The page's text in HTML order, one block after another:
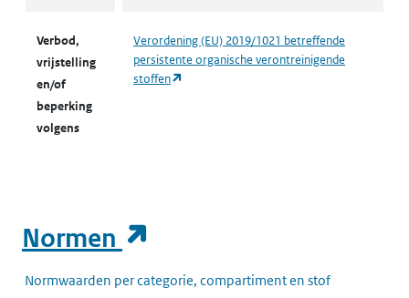
Verbod,
vrijstelling
en/of
beperking
volgens
Verordening (EU) 2019/1021 betreffende
persistente organische verontreinigende
stoffen
Normen
Normwaarden per categorie, compartiment en stof